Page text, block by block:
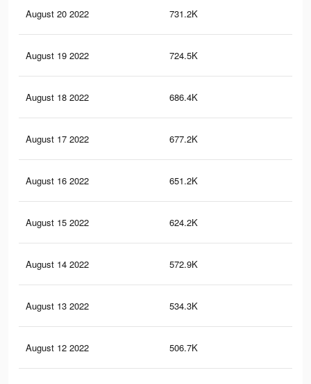
August 20 2022 731.2K
August 19 2022 724.5K
August 18 2022 686.4K
August 17 2022 677.2K
August 16 2022 651.2K
August 15 2022 624.2K
August 14 2022 572.9K
August 13 2022 534.3K
August 12 2022 506.7K